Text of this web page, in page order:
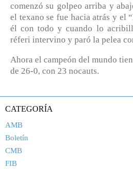
comenzó su golpeo arriba y
el texano se fue hacia atrás y el
él con todo y cuando lo
réferi intervino y paró la pelea
Ahora el campeón del mundo
de 26-0, con 23 nocauts.
CATEGORÍA
AMB
Boletín
CMB
FIB